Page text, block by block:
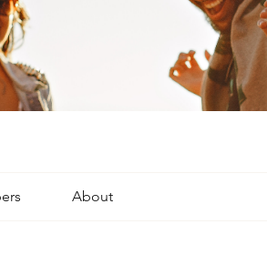
About